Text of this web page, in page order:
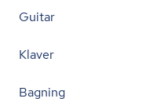
Guitar
Klaver
Bagning